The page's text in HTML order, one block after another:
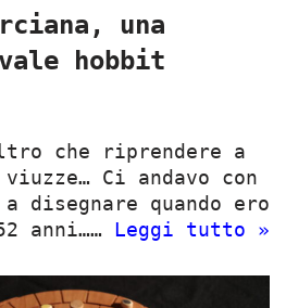
una
hobbit
che riprendere a
Ci andavo con
disegnare quando ero
anni…… Leggi tutto »